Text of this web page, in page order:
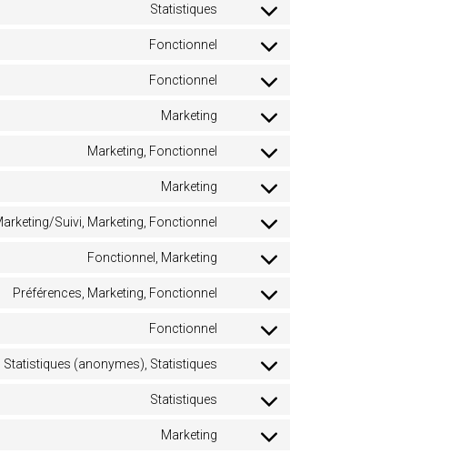
service
Statistiques
Consent
service
Fonctionnel
Consent
service
Fonctionnel
Consent
service
Marketing
Consent
service
Marketing, Fonctionnel
Consent
service
recaptcha
Marketing
Consent
service
Suivi, Marketing, Fonctionnel
Consent
service
Fonctionnel, Marketing
Consent
service
Préférences, Marketing, Fonctionnel
Consent
service
Fonctionnel
Consent
service
Statistiques (anonymes), Statistiques
Consent
service
analytics
Statistiques
Consent
service
Marketing
Consent